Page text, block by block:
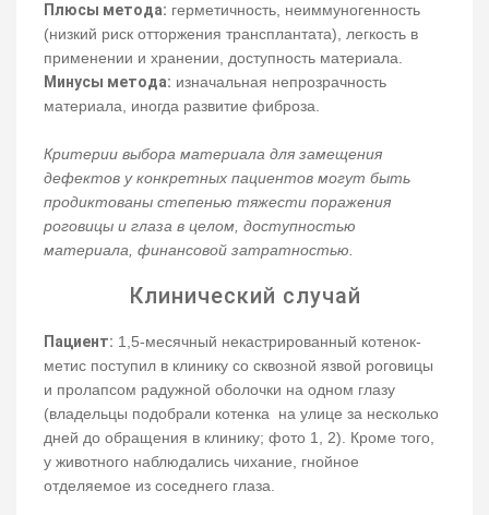
Плюсы метода: герметичность, неиммуногенность
(низкий риск отторжения трансплантата), легкость в
применении и хранении, доступность материала.
Минусы метода: изначальная непрозрачность
материала, иногда развитие фиброза.
Критерии выбора материала для замещения
дефектов у конкретных пациентов могут быть
продиктованы степенью тяжести поражения
роговицы и глаза в целом, доступностью
материала, финансовой затратностью.
Клинический случай
Пациент: 1,5-месячный некастрированный котенок-
метис поступил в клинику со сквозной язвой роговицы
и пролапсом радужной оболочки на одном глазу
(владельцы подобрали котенка на улице за несколько
дней до обращения в клинику; фото 1, 2). Кроме того,
у животного наблюдались чихание, гнойное
отделяемое из соседнего глаза.